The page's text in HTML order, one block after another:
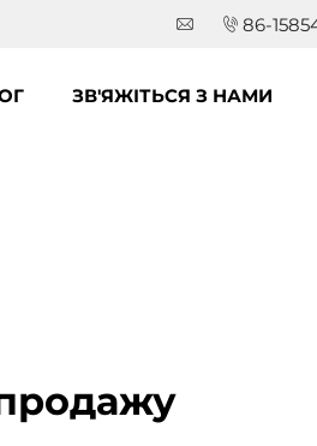
86-
ЗВ'ЯЖІТЬСЯ З НАМИ